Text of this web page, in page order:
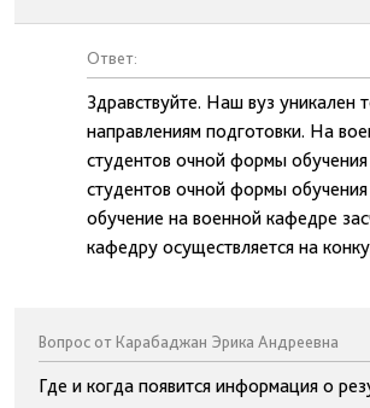
Ответ:
Здравствуйте. Наш вуз уникален
направлениям подготовки. На
студентов очной формы
студентов очной формы
обучение на военной кафедре
кафедру осуществляется на
Вопрос от Карабаджан Эрика Андреевна
Где и когда появится информация о